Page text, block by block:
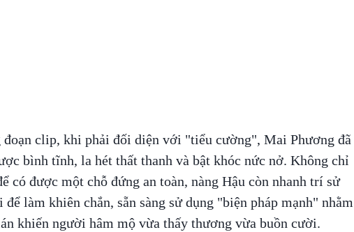
đoạn clip, khi phải đối diện với "tiểu cường", Mai Phương đã
bình tĩnh, la hét thất thanh và bật khóc nức nở. Không chỉ
có được một chỗ đứng an toàn, nàng Hậu còn nhanh trí sử
để làm khiên chắn, sẵn sàng sử dụng "biện pháp mạnh" nhằm
khiến người hâm mộ vừa thấy thương vừa buồn cười.